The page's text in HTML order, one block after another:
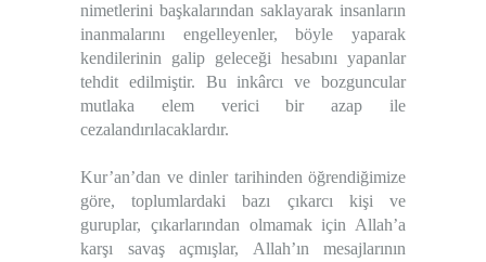
nimetlerini başkalarından saklayarak insanların
inanmalarını engelleyenler, böyle yaparak
kendilerinin galip geleceği hesabını yapanlar
tehdit edilmiştir. Bu inkârcı ve bozguncular
mutlaka elem verici bir azap ile
cezalandırılacaklardır.
Kur’an’dan ve dinler tarihinden öğrendiğimize
göre, toplumlardaki bazı çıkarcı kişi ve
guruplar, çıkarlarından olmamak için Allah’a
karşı savaş açmışlar, Allah’ın mesajlarının